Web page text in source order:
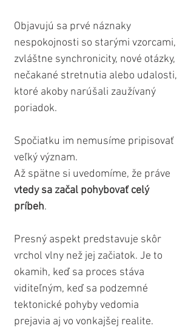
Objavujú sa prvé náznaky
nespokojnosti so starými vzorcami,
zvláštne synchronicity, nové otázky,
nečakané stretnutia alebo udalosti,
ktoré akoby narúšali zaužívaný
poriadok.
Spočiatku im nemusíme pripisovať
veľký význam.
Až spätne si uvedomíme, že práve
vtedy sa začal pohybovať celý
príbeh.
Presný aspekt predstavuje skôr
vrchol vlny než jej začiatok. Je to
okamih, keď sa proces stáva
viditeľným, keď sa podzemné
tektonické pohyby vedomia
prejavia aj vo vonkajšej realite.